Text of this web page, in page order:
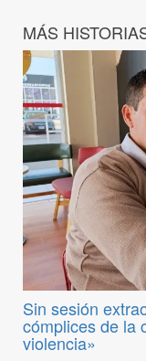
MÁS
Sin sesión
cómplices de la
violencia»